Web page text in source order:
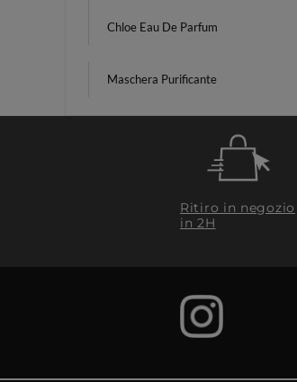
Chloe Eau De Parfum
Maschera Purificante
Ritiro in negozio
in 2H